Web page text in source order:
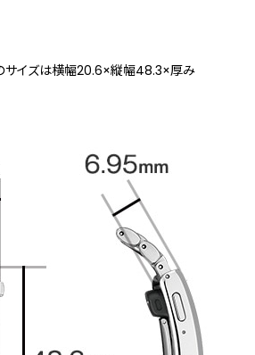
サイズは横幅20.6×縦幅48.3×厚み